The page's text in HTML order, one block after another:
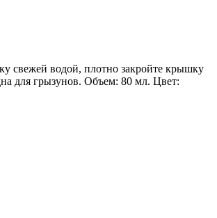
свежей водой, плотно закройте крышку
для грызунов. Объем: 80 мл. Цвет: